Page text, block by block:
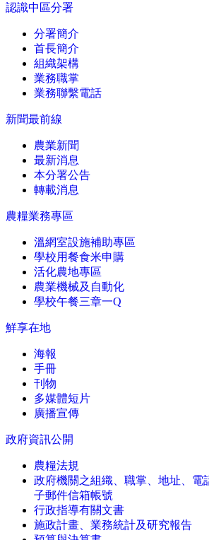
認識中區分署
分署簡介
首長簡介
組織架構
業務職掌
業務聯繫電話
新聞最前線
農業新聞
最新消息
本分署公告
轉載消息
農糧業務專區
溫網室設施補助專區
學校用餐食米申購
活化農地專區
農業機械及自動化
學校午餐三章一Q
鮮享在地
海報
手冊
刊物
多媒體短片
廣播宣傳
政府資訊公開
農糧法規
政府機關之組織、職掌、地址、電
子郵件信箱帳號
行政指導有關文書
施政計畫、業務統計及研究報告